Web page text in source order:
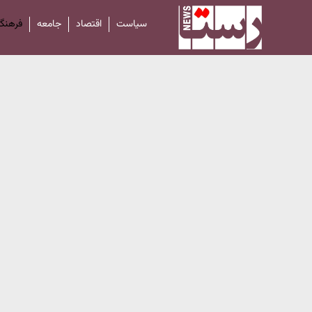
سیاست اقتصاد جامعه